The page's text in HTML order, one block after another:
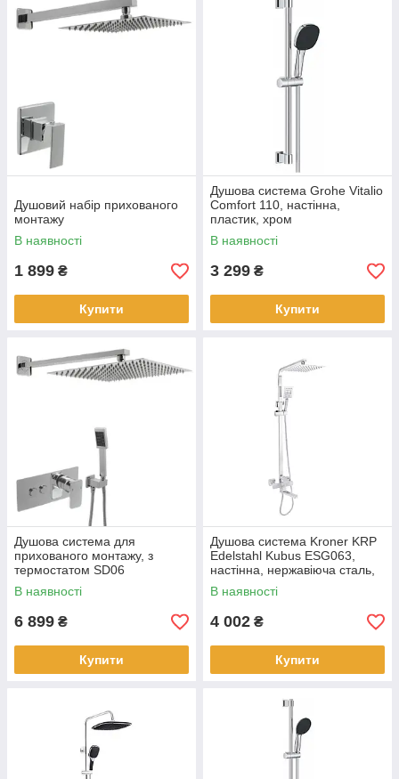
Душовий набір прихованого
монтажу
В наявності
1 899 ₴
Купити
Душова система Grohe Vitalio
Comfort 110, настінна,
пластик, хром
В наявності
3 299 ₴
Купити
Душова система для
прихованого монтажу, з
термостатом SD06
В наявності
6 899 ₴
Купити
Душова система Kroner KRP
Edelstahl Kubus ESG063,
настінна, нержавіюча сталь,
сталевий брашований
В наявності
4 002 ₴
Купити